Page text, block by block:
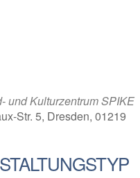
und Kulturzentrum SPIKE
Str. 5, Dresden, 01219